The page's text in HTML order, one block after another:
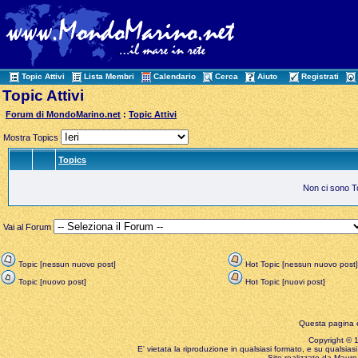
Topic Attivi Lista Membri Calendario Cerca Aiuto Registrati
Topic Attivi
Forum di MondoMarino.net :Topic Attivi
Mostra Topics
Topics
Non ci sono
Vai al Forum
Topic [nessun nuovo post]
Hot Topic [nessun nuovo post]
Topic [nuovo post]
Hot Topic [nuovi post]
Questa pagina
Copyright ©
E' vietata la riproduzione in qualsiasi formato, e su